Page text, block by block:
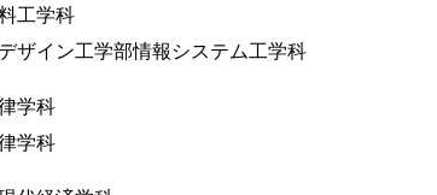
工学科
ン工学部情報システム工学科
科
科